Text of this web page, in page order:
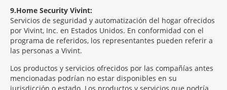
9 Home Security Vivint:
Servicios de seguridad y automatización del hogar ofrecidos
por Vivint, Inc. en Estados Unidos. En conformidad con el
programa de referidos, los representantes pueden referir a
las personas a Vivint.
Los productos y servicios ofrecidos por las compañías antes
mencionadas podrían no estar disponibles en su